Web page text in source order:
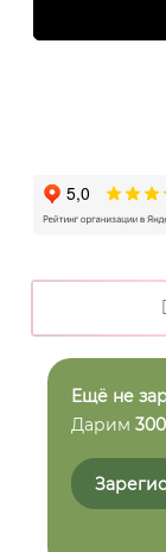
Ещё не
Дарим